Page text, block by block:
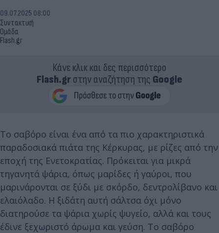
Συντακτική
Ομάδα
Flash.gr
09.07.2025 08:00
Κάνε κλικ και δες περισσότερο
Flash.grστην αναζήτηση της Google
Το σαβόρο είναι ένα από τα πιο χαρακτηριστικά
παραδοσιακά πιάτα της Κέρκυρας, με ρίζες από την
εποχή της Ενετοκρατίας. Πρόκειται για μικρά
τηγανητά ψάρια, όπως μαρίδες ή γαύροι, που
μαρινάρονται σε ξύδι με σκόρδο, δεντρολίβανο και
ελαιόλαδο. Η ξιδάτη αυτή σάλτσα όχι μόνο
διατηρούσε τα ψάρια χωρίς ψυγείο, αλλά και τους
έδινε ξεχωριστό άρωμα και γεύση. Το σαβόρο